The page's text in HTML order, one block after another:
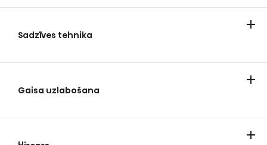
Sadzīves tehnika
Gaisa uzlabošana